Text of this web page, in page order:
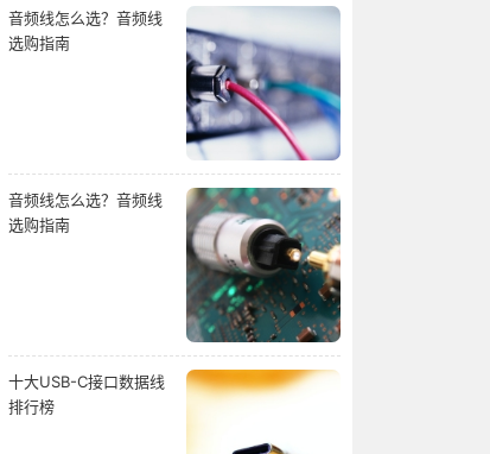
音频线怎么选？音频线
选购指南
音频线怎么选？音频线
选购指南
十大USB-C接口数据线
排行榜